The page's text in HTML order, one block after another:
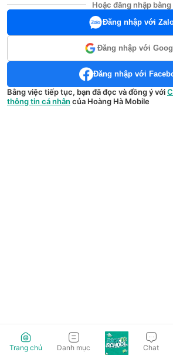
Hoặc đăng nhập bằng
Đăng nhập với
Đăng nhập với
Đăng nhập với
Bằng việc tiếp tục, bạn đã đọc và đồng ý với
thông tin cá nhân của Hoàng Hà Mobile
Trang chủ Danh mục Chat